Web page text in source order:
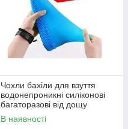
Чохли бахіли для взуття
водонепроникні силіконові
багаторазові від дощу
Masslinna S-M 36-40р.
(51295)
В наявності